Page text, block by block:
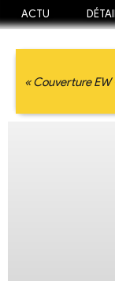
ACTU
« Couverture EW